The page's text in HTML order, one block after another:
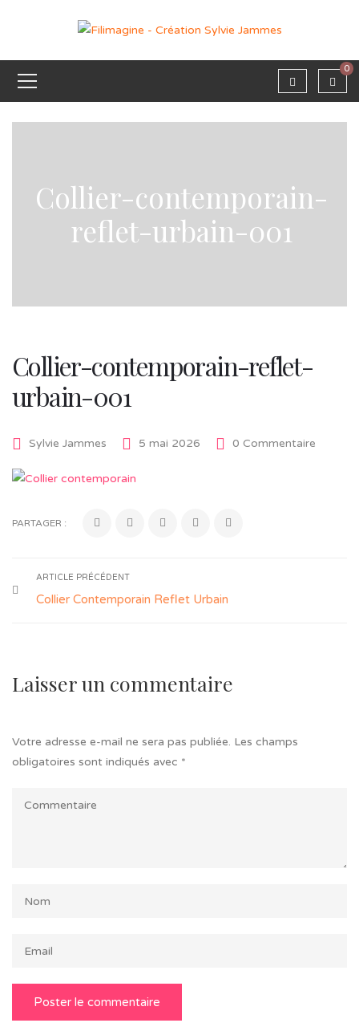
0
Collier-contemporain-
reflet-urbain-001
Collier-contemporain-reflet-
urbain-001
Sylvie Jammes 5 mai 2026 0 Commentaire
PARTAGER :
ARTICLE PRÉCÉDENT
Collier Contemporain Reflet Urbain
Laisser un commentaire
Votre adresse e-mail ne sera pas publiée. Les champs
obligatoires sont indiqués avec *